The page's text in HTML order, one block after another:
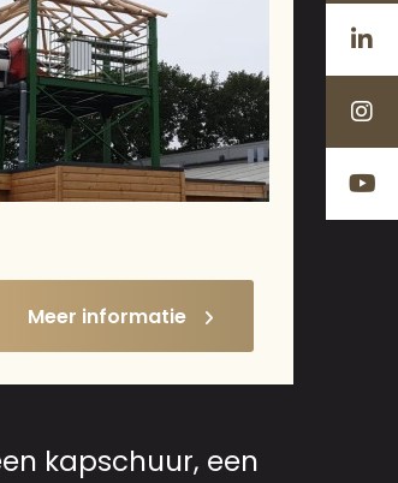
Meer informatie
kapschuur, een